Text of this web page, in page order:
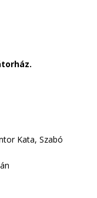
Kata, Szabó